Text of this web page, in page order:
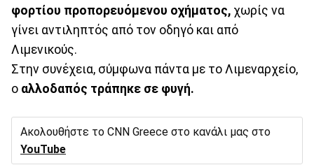
φορτίου προπορευόμενου οχήματος, χωρίς να
γίνει αντιληπτός από τον οδηγό και από
Λιμενικούς.
Στην συνέχεια, σύμφωνα πάντα με το Λιμεναρχείο,
ο αλλοδαπός τράπηκε σε φυγή.
Ακολουθήστε το CNN Greece στο κανάλι μας στο
YouTube